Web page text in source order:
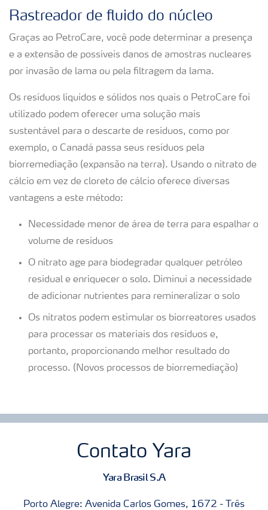
Rastreador de fluido do núcleo
Graças ao PetroCare, você pode determinar a presença
e a extensão de possíveis danos de amostras nucleares
por invasão de lama ou pela filtragem da lama.
Os resíduos líquidos e sólidos nos quais o PetroCare foi
utilizado podem oferecer uma solução mais
sustentável para o descarte de resíduos, como por
exemplo, o Canadá passa seus resíduos pela
biorremediação (expansão na terra). Usando o nitrato de
cálcio em vez de cloreto de cálcio oferece diversas
vantagens a este método:
Necessidade menor de área de terra para espalhar o
volume de resíduos
O nitrato age para biodegradar qualquer petróleo
residual e enriquecer o solo. Diminui a necessidade
de adicionar nutrientes para remineralizar o solo
Os nitratos podem estimular os biorreatores usados
para processar os materiais dos resíduos e,
portanto, proporcionando melhor resultado do
processo. (Novos processos de biorremediação)
Contato Yara
Yara Brasil S.A
Porto Alegre: Avenida Carlos Gomes, 1672 - Três